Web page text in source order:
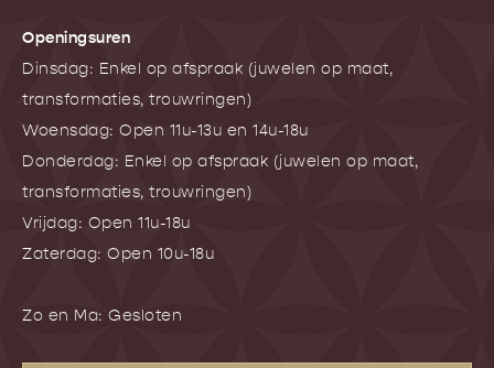
Openingsuren
Dinsdag: Enkel op afspraak (juwelen op maat,
transformaties, trouwringen)
Woensdag: Open 11u-13u en 14u-18u
Donderdag: Enkel op afspraak (juwelen op maat,
transformaties, trouwringen)
Vrijdag: Open 11u-18u
Zaterdag: Open 10u-18u
Zo en Ma: Gesloten